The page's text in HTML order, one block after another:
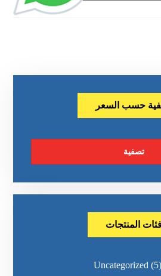
حسب السعر
تصفية
المنتجات
Uncategorized (5)